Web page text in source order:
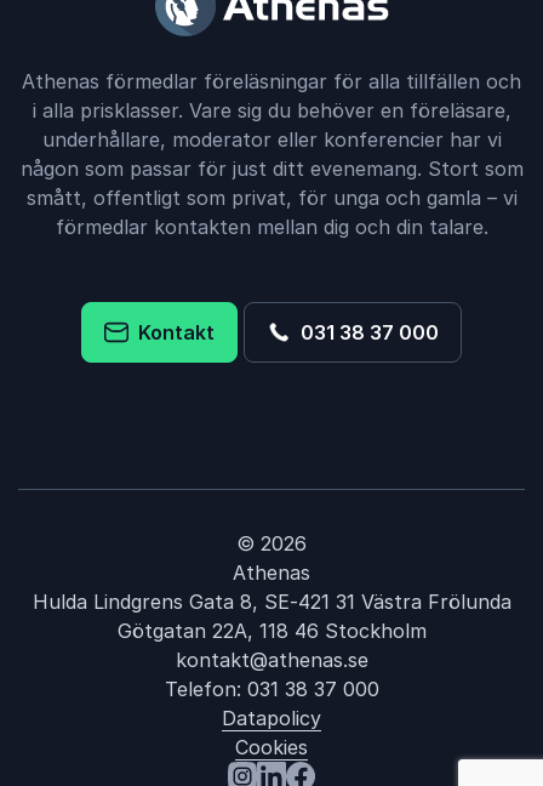
Athenas förmedlar föreläsningar för alla tillfällen och
i alla prisklasser. Vare sig du behöver en föreläsare,
underhållare, moderator eller konferencier har vi
någon som passar för just ditt evenemang. Stort som
smått, offentligt som privat, för unga och gamla – vi
förmedlar kontakten mellan dig och din talare.
Kontakt 031 38 37 000
© 2026
Athenas
Hulda Lindgrens Gata 8, SE-421 31 Västra Frölunda
Götgatan 22A, 118 46 Stockholm
kontakt@athenas.se
Telefon: 031 38 37 000
Datapolicy
Cookies